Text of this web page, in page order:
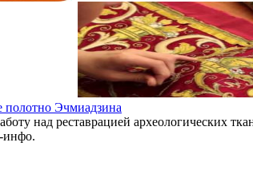
полотно Эчмиадзина
над реставрацией археологических
инфо.